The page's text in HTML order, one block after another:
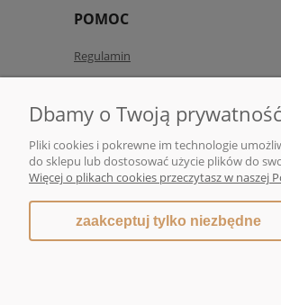
POMOC
Regulamin
DMG MONIKA
Dbamy o Twoją prywatność
Pliki cookies i pokrewne im technologie
do sklepu lub dostosować użycie plików do
Więcej o plikach cookies przeczytasz w naszej
zaakceptuj tylko niezbędne